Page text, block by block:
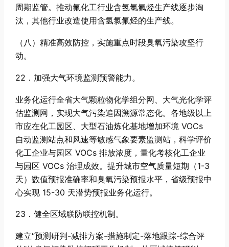
周期监管。推动氟化工行业含氢氯氟烃生产线逐步淘
汰，其他行业改造使用含氢氯氟烃的生产线。
（八）精准高效防控，实施重点时段臭氧污染攻坚行
动。
22．加强大气环境监测预警能力。
业务化运行全省大气颗粒物化学组分网、大气光化学评
估监测网，实现大气污染追因溯源常态化。各地级以上
市应在化工园区、大型石油炼化基地增加环境 VOCs
自动监测站点和风速等敏感气象要素监测站，科学评价
化工企业与园区 VOCs 排放浓度，量化考核化工企业
与园区 VOCs 治理成效。提升城市空气质量短期（1-3
天）数值预报准确率和臭氧污染预报水平，省级预报中
心实现 15-30 天潜势预报业务化运行。
23．健全区域联防联控机制。
建立“预测研判-减排方案-措施制定-落地跟踪-综合评